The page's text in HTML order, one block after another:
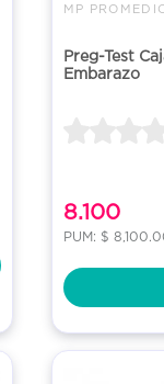
MP
Preg-Test
Embarazo
8.100
PUM: $